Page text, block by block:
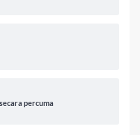
percuma